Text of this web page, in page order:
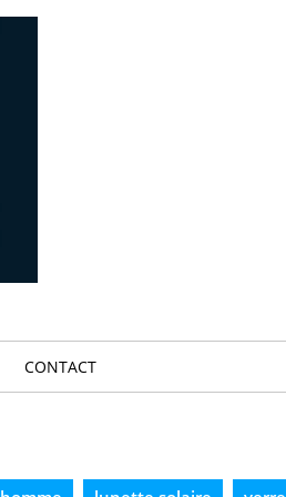
CONTACT